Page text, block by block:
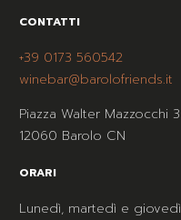
CONTATTI
+39 0173 560542
winebar@barolofriends.it
Piazza Walter Mazzocchi 3
12060 Barolo CN
ORARI
Lunedì, martedì e giovedì